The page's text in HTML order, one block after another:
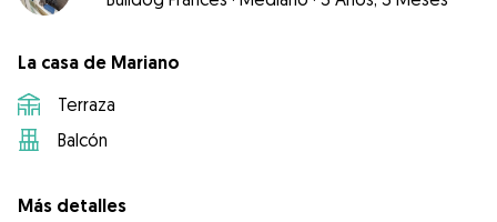
La casa de Mariano
Terraza
Balcón
Más detalles